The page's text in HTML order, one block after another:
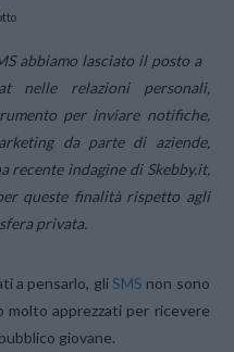
abbiamo lasciato il posto a
nelle relazioni personali,
per inviare notifiche,
da parte di aziende,
recente indagine di Skebby.it,
queste finalità rispetto agli
privata.
a pensarlo, gliSMS non sono
molto apprezzati per ricevere
giovane.